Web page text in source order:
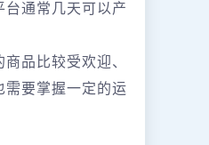
通常几天可以产
品比较受欢迎、
需要掌握一定的运